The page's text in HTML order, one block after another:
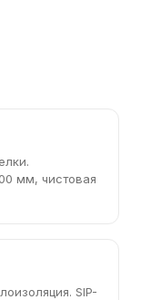
мм, чистовая
SIP-